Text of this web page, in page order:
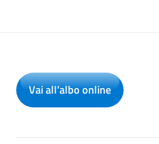
Vai all’albo online